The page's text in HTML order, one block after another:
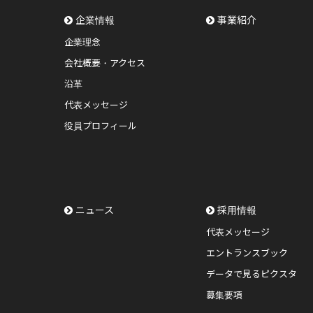
企業情報
企業理念
会社概要・アクセス
沿革
代表メッセージ
役員プロフィール
事業紹介
ニュース 採用情報
代表メッセージ
エントランスブック
データで見るピクスタ
募集要項